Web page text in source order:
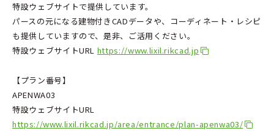
特設ウェブサイトで提供しています。
パースの元になる建物付きCADデータや、コーディネート・レシピ
も提供していますので、是非、ご活用ください。
特設ウェブサイトURL https://www.lixil.rikcad.jp
【プラン番号】
APENWA03
特設ウェブサイトURL
https://www.lixil.rikcad.jp/area/entrance/plan-apenwa03/